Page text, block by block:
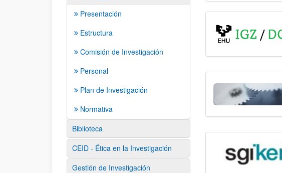
Presentación
Estructura
Comisión de Investigación
Personal
Plan de Investigación
Normativa
Biblioteca
CEID - Ética en la Investigación
Gestión de Investigación